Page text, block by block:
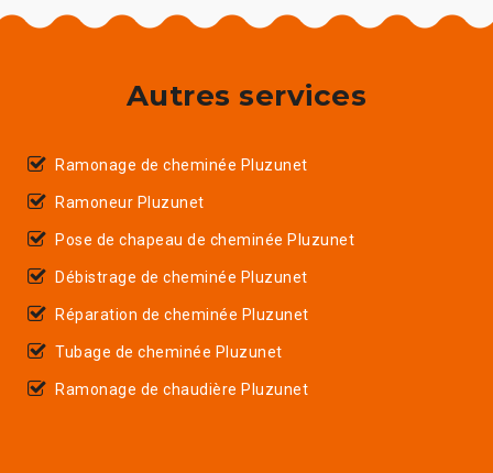
Autres services
Ramonage de cheminée Pluzunet
Ramoneur Pluzunet
Pose de chapeau de cheminée Pluzunet
Débistrage de cheminée Pluzunet
Réparation de cheminée Pluzunet
Tubage de cheminée Pluzunet
Ramonage de chaudière Pluzunet